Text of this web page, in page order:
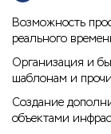
Возможность
реального
Организация и
шаблонам и
Создание
объектами